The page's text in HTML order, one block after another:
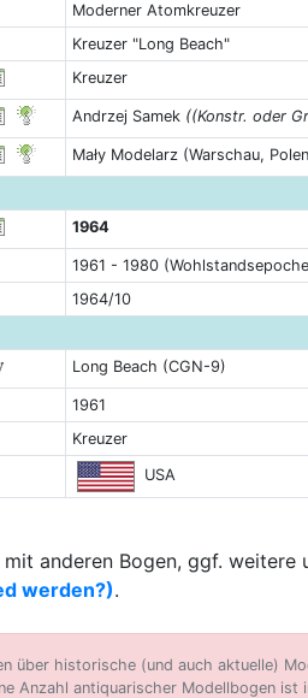
Moderner Atomkreuzer
Kreuzer "Long Beach"
Kreuzer
Andrzej Samek ((Konstr. oder
Mały Modelarz (Warschau,
1964
1961 - 1980
1964/10
Long Beach (CGN-9)
1961
Kreuzer
USA
anderen Bogen, ggf.
werden?).
über historische (und auch aktuelle)
Anzahl antiquarischer Modellbogen ist